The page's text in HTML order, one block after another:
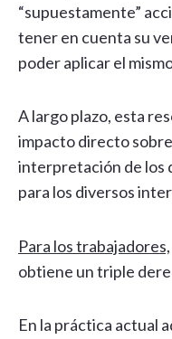
“supuestamente”
tener en cuenta su
poder aplicar el
A largo plazo, esta
impacto directo
interpretación de los
para los diversos
Para los trabajadores,
obtiene un triple
En la práctica actual